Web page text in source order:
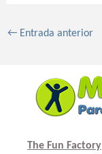
←Entrada anterior
The Fun Factory